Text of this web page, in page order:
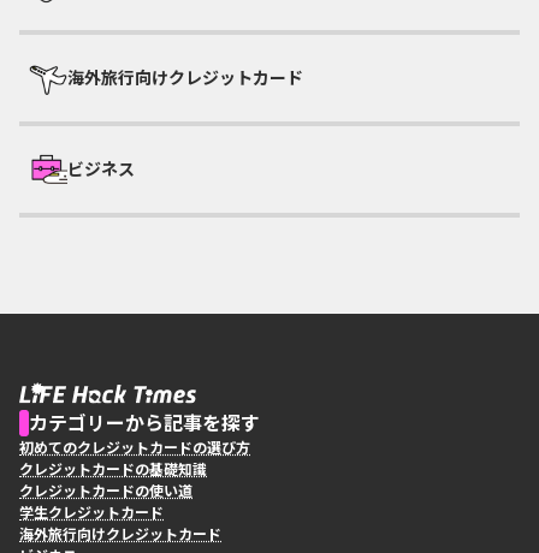
海外旅行向けクレジットカード
ビジネス
カテゴリーから記事を探す
初めてのクレジットカードの選び方
クレジットカードの基礎知識
クレジットカードの使い道
学生クレジットカード
海外旅行向けクレジットカード